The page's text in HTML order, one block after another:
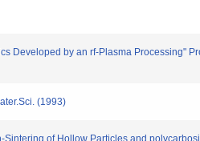
Developed by an rf-Plasma Processing"
(1993)
of Hollow Particles and